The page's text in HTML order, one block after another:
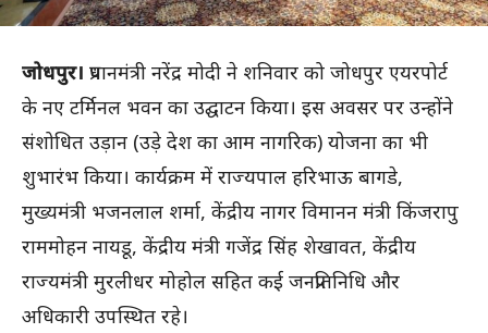
जोधपुर। प्रधानमंत्री नरेंद्र मोदी ने शनिवार को जोधपुर एयरपोर्ट
के नए टर्मिनल भवन का उद्घाटन किया। इस अवसर पर उन्होंने
संशोधित उड़ान (उड़े देश का आम नागरिक) योजना का भी
शुभारंभ किया। कार्यक्रम में राज्यपाल हरिभाऊ बागडे,
मुख्यमंत्री भजनलाल शर्मा, केंद्रीय नागर विमानन मंत्री किंजरापु
राममोहन नायडू, केंद्रीय मंत्री गजेंद्र सिंह शेखावत, केंद्रीय
राज्यमंत्री मुरलीधर मोहोल सहित कई जनप्रतिनिधि और
अधिकारी उपस्थित रहे।